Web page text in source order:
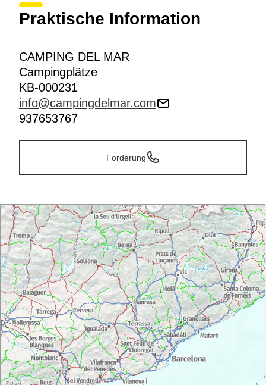
Praktische Information
CAMPING DEL MAR
Campingplätze
KB-000231
info@campingdelmar.com
937653767
Forderung